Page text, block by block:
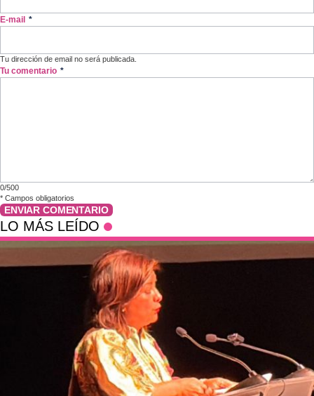
E-mail *
Tu dirección de email no será publicada.
Tu comentario *
0/500
* Campos obligatorios
ENVIAR COMENTARIO
LO MÁS LEÍDO